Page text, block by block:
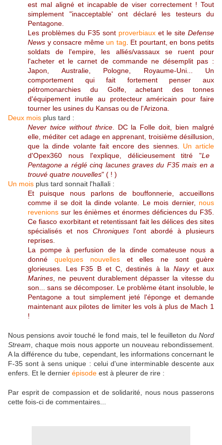
est mal aligné et incapable de viser correctement ! Tout
simplement "inacceptable' ont déclaré les testeurs du
Pentagone.
Les problèmes du F35 sont proverbiaux et le site Defense
News y consacre même un tag . Et pourtant, en bons petits
soldats de l'empire, les alliés/vassaux se ruent pour
l'acheter et le carnet de commande ne désemplit pas :
Japon, Australie, Pologne, Royaume-Uni... Un
comportement qui fait fortement penser aux
pétromonarchies du Golfe, achetant des tonnes
d'équipement inutile au protecteur américain pour faire
tourner les usines du Kansas ou de l'Arizona.
Deux mois plus tard :
Never twice without thrice. DC la Folle doit, bien malgré
elle, méditer cet adage en apprenant, troisième désillusion,
que la dinde volante fait encore des siennes. Un article
d'Opex360 nous l'explique, délicieusement titré "Le
Pentagone a réglé cinq lacunes graves du F35 mais en a
trouvé quatre nouvelles" ( ! )
Un mois plus tard sonnait l'hallali :
Et puisque nous parlons de bouffonnerie, accueillons
comme il se doit la dinde volante. Le mois dernier, nous
revenions sur les énièmes et énormes déficiences du F35.
Ce fiasco exorbitant et retentissant fait les délices des sites
spécialisés et nos Chroniques l'ont abordé à plusieurs
reprises
La pompe à perfusion de la dinde comateuse nous a
donné quelques nouvelleset elles ne sont guère
glorieuses. Les F35 B et C, destinés à la Navyet aux
Marines , ne peuvent durablement dépasser la vitesse du
son... sans se décomposer. Le problème étant insoluble, le
Pentagone a tout simplement jeté l'éponge et demande
maintenant aux pilotes de limiter les vols à plus de Mach 1
!
Nous pensions avoir touché le fond mais, tel le feuilleton du Nord
Stream , chaque mois nous apporte un nouveau rebondissement.
A la différence du tube, cependant, les informations concernant le
F-35 sont à sens unique : celui d'une interminable descente aux
enfers. Et le dernier épisode est à pleurer de rire :
Par esprit de compassion et de solidarité, nous nous passerons
cette fois-ci de commentaires...